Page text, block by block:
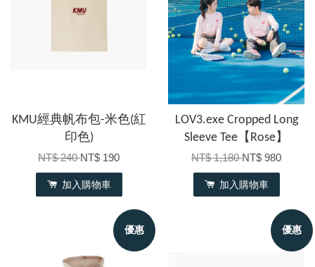
KMU經典帆布包-米色(紅
印色)
NT$ 240NT$ 190
加入購物車
LOV3.exe Cropped Long
Sleeve Tee【Rose】
NT$ 1,180NT$ 980
加入購物車
優惠 優惠